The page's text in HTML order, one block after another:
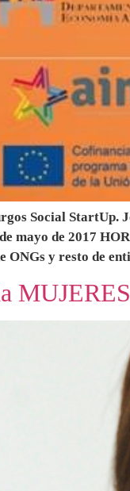
Social StartUp.
mayo de 2017
ONGs y resto de